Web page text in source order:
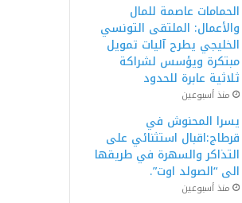
الحمامات عاصمة للمال
والأعمال: الملتقى التونسي
الخليجي يطرح آليات تمويل
مبتكرة ويؤسس لشراكة
ثلاثية عابرة للحدود
منذ أسبوعين
يسرا المحنوش في
قرطاج:اقبال استثنائي على
التذاكر والسهرة في طريقها
الى “الصولد اوت”.
منذ أسبوعين